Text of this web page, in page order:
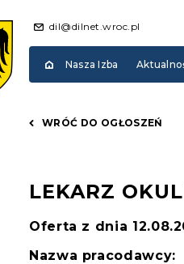
dil@dilnet.wroc.pl
Nasza Izba
WRÓĆ DO OGŁOSZEŃ
LEKARZ
Oferta z dnia
Nazwa pracodawcy: